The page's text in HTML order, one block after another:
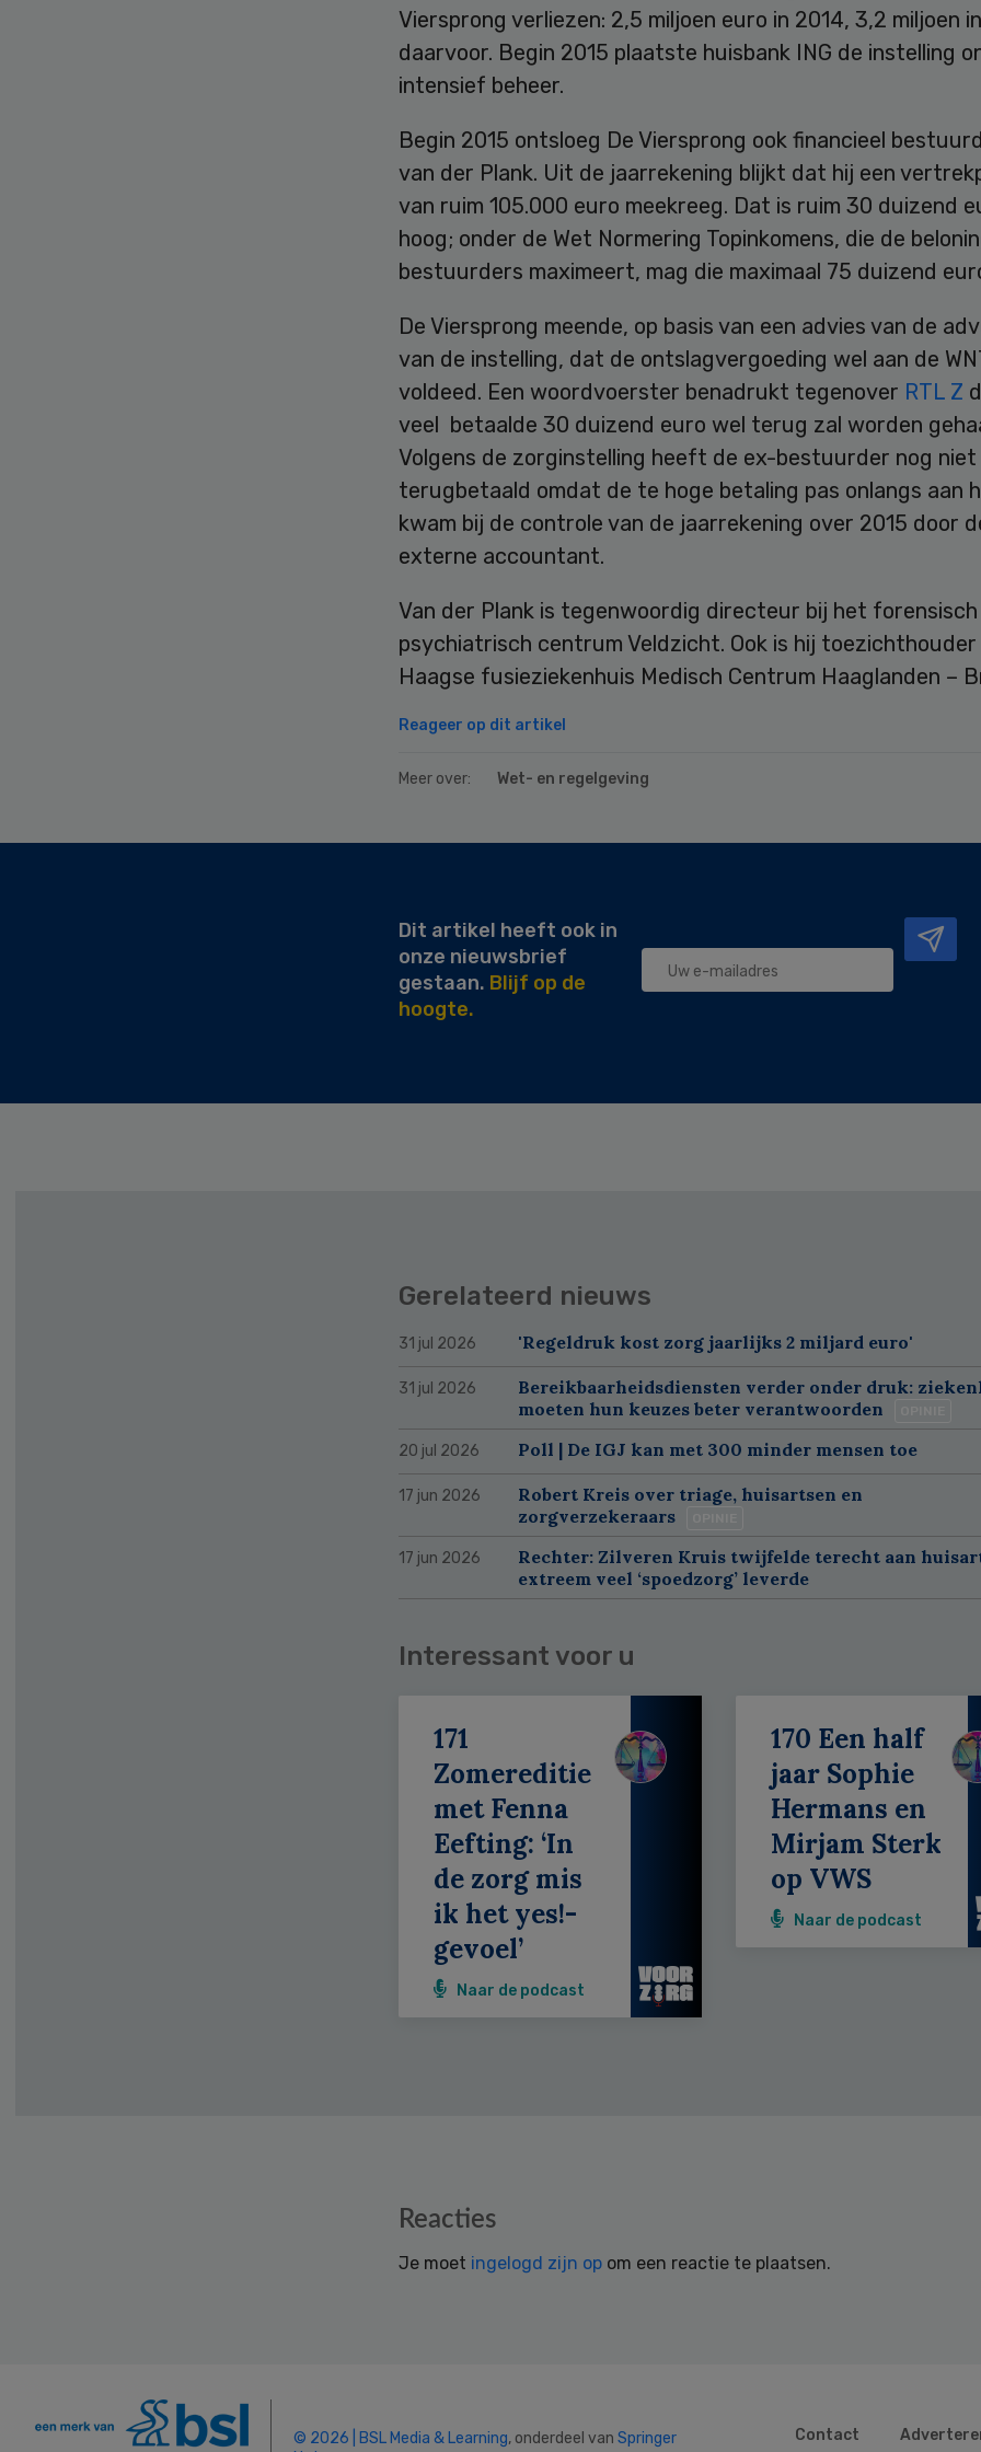
Viersprong verliezen: 2,5 miljoen euro in 2014, 3,2 miljoen
daarvoor. Begin 2015 plaatste huisbank ING de instelling
intensief beheer.
Begin 2015 ontsloeg De Viersprong ook financieel
van der Plank. Uit de jaarrekening blijkt dat hij een
van ruim 105.000 euro meekreeg. Dat is ruim 30 duizend
hoog; onder de Wet Normering Topinkomens, die de
bestuurders maximeert, mag die maximaal 75 duizend
De Viersprong meende, op basis van een advies van de
van de instelling, dat de ontslagvergoeding wel aan de
voldeed. Een woordvoerster benadrukt tegenover RTL Z
veel betaalde 30 duizend euro wel terug zal worden
Volgens de zorginstelling heeft de ex-bestuurder nog niet
terugbetaald omdat de te hoge betaling pas onlangs aan
kwam bij de controle van de jaarrekening over 2015 door
externe accountant.
Van der Plank is tegenwoordig directeur bij het forensisch
psychiatrisch centrum Veldzicht. Ook is hij
Haagse fusieziekenhuis Medisch Centrum Haaglanden –
Reageer op dit artikel
Meer over: Wet- en regelgeving
Dit artikel heeft ook in
onze nieuwsbrief
gestaan. Blijf op de
hoogte.
Gerelateerd nieuws
31 jul 2026 'Regeldruk kost zorg jaarlijks 2 miljard euro'
31 jul 2026
Bereikbaarheidsdiensten verder onder druk:
moeten hun keuzes beter verantwoorden
20 jul 2026 Poll | De IGJ kan met 300 minder mensen toe
17 jun 2026
Robert Kreis over triage, huisartsen en
zorgverzekeraars
17 jun 2026
Rechter: Zilveren Kruis twijfelde terecht aan
extreem veel ‘spoedzorg’ leverde
Interessant voor u
171
Zomereditie
met Fenna
Eefting: ‘In
de zorg mis
ik het yes!-
gevoel’
Naar de podcast
170 Een half
jaar Sophie
Hermans en
Mirjam Sterk
op VWS
Naar de podcast
Reacties
Je moet ingelogd zijn op om een reactie te plaatsen.
© 2026 | BSL Media & Learning, onderdeel van Springer
Contact